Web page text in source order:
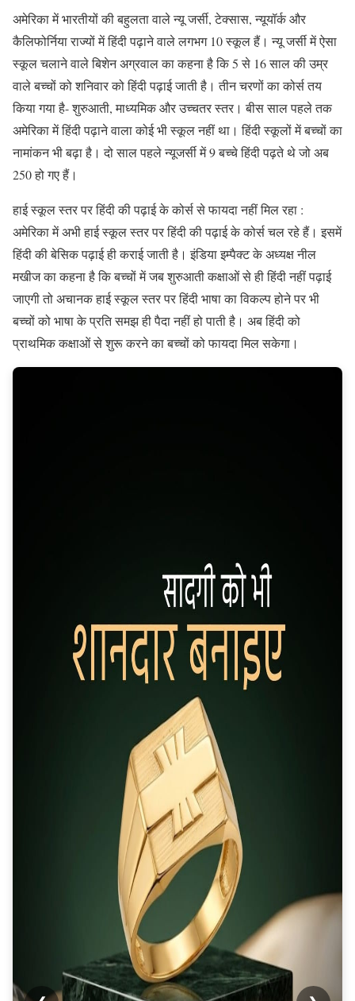
अमेरिका में भारतीयों की बहुलता वाले न्यू जर्सी, टेक्सास, न्यूयॉर्क और
कैलिफोर्निया राज्यों में हिंदी पढ़ाने वाले लगभग 10 स्कूल हैं। न्यू जर्सी में ऐसा
स्कूल चलाने वाले बिशेन अग्रवाल का कहना है कि 5 से 16 साल की उम्र
वाले बच्चों को शनिवार को हिंदी पढ़ाई जाती है। तीन चरणों का कोर्स तय
किया गया है- शुरुआती, माध्यमिक और उच्चतर स्तर। बीस साल पहले तक
अमेरिका में हिंदी पढ़ाने वाला कोई भी स्कूल नहीं था। हिंदी स्कूलों में बच्चों का
नामांकन भी बढ़ा है। दो साल पहले न्यूजर्सी में 9 बच्चे हिंदी पढ़ते थे जो अब
250 हो गए हैं।
हाई स्कूल स्तर पर हिंदी की पढ़ाई के कोर्स से फायदा नहीं मिल रहा :
अमेरिका में अभी हाई स्कूल स्तर पर हिंदी की पढ़ाई के कोर्स चल रहे हैं। इसमें
हिंदी की बेसिक पढ़ाई ही कराई जाती है। इंडिया इम्पैक्ट के अध्यक्ष नील
मखीज का कहना है कि बच्चों में जब शुरुआती कक्षाओं से ही हिंदी नहीं पढ़ाई
जाएगी तो अचानक हाई स्कूल स्तर पर हिंदी भाषा का विकल्प होने पर भी
बच्चों को भाषा के प्रति समझ ही पैदा नहीं हो पाती है। अब हिंदी को
प्राथमिक कक्षाओं से शुरू करने का बच्चों को फायदा मिल सकेगा।